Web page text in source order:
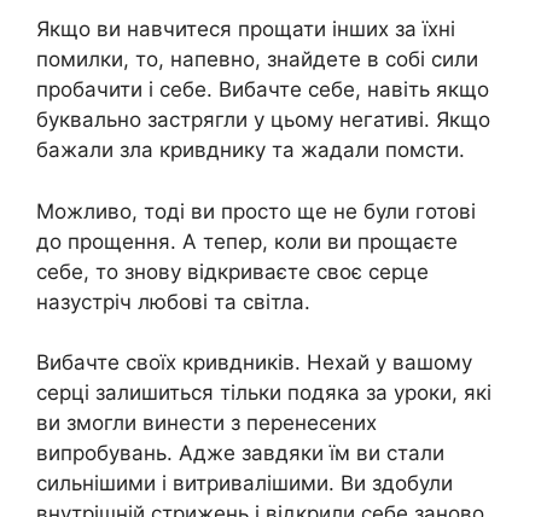
Якщо ви навчитеся прощати інших за їхні
помилки, то, напевно, знайдете в собі сили
пробачити і себе. Вибачте себе, навіть якщо
буквально застрягли у цьому негативі. Якщо
бажали зла кривднику та жадали помсти.
Можливо, тоді ви просто ще не були готові
до прощення. А тепер, коли ви прощаєте
себе, то знову відкриваєте своє серце
назустріч любові та світла.
Вибачте своїх кривдників. Нехай у вашому
серці залишиться тільки подяка за уроки, які
ви змогли винести з перенесених
випробувань. Адже завдяки їм ви стали
сильнішими і витривалішими. Ви здобули